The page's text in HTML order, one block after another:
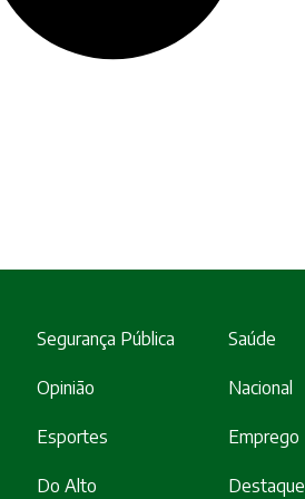
Segurança Pública Saúde
Opinião Nacional
Esportes Emprego
Do Alto Destaque